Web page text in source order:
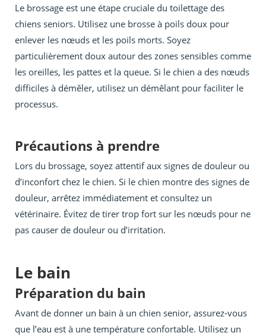
Le brossage est une étape cruciale du toilettage des
chiens seniors. Utilisez une brosse à poils doux pour
enlever les nœuds et les poils morts. Soyez
particulièrement doux autour des zones sensibles comme
les oreilles, les pattes et la queue. Si le chien a des nœuds
difficiles à démêler, utilisez un démêlant pour faciliter le
processus.
Précautions à prendre
Lors du brossage, soyez attentif aux signes de douleur ou
d’inconfort chez le chien. Si le chien montre des signes de
douleur, arrêtez immédiatement et consultez un
vétérinaire. Évitez de tirer trop fort sur les nœuds pour ne
pas causer de douleur ou d’irritation.
Le bain
Préparation du bain
Avant de donner un bain à un chien senior, assurez-vous
que l’eau est à une température confortable. Utilisez un